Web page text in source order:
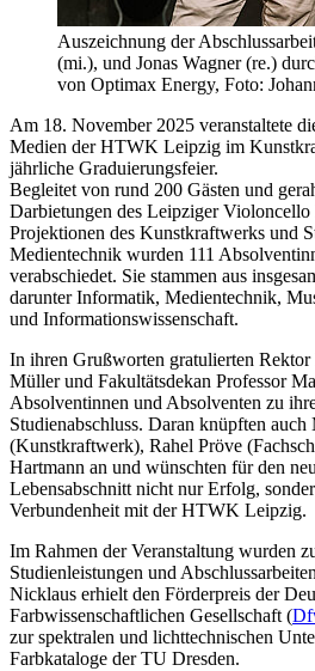
Auszeichnung der
(mi.), und Jonas Wagner (re.)
von Optimax Energy, Foto:
Am 18. November 2025 veranstaltete
Medien der HTWK Leipzig im
jährliche Graduierungsfeier.
Begleitet von rund 200 Gästen und
Darbietungen des Leipziger
Projektionen des Kunstkraftwerks und
Medientechnik wurden 111
verabschiedet. Sie stammen aus
darunter Informatik, Medientechnik,
und Informationswissenschaft.
In ihren Grußworten gratulierten Rektor
Müller und Fakultätsdekan Professor
Absolventinnen und Absolventen zu
Studienabschluss. Daran knüpften auch
(Kunstkraftwerk), Rahel Pröve
Hartmann an und wünschten für den
Lebensabschnitt nicht nur Erfolg,
Verbundenheit mit der HTWK Leipzig.
Im Rahmen der Veranstaltung wurden
Studienleistungen und
Nicklaus erhielt den Förderpreis der
Farbwissenschaftlichen Gesellschaft (
zur spektralen und lichttechnischen
Farbkataloge der TU Dresden.